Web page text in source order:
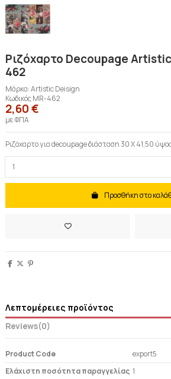
Ριζόχαρτο Decoupage
462
Μάρκα:Artistic Deisign
ΚωδικόςMR-462
2,60 €
με ΦΠΑ
Ριζόχαρτο για decoupage διάσταση 30 Χ 41,50
Προσθήκη στο
Λεπτομέρειες προϊόντος
Reviews(0)
Product Code
export5
Ελάχιστη ποσότητα παραγγελίας 1